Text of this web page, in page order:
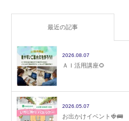
最近の記事
2026.08.07
ＡＩ活用講座🌻
2026.05.07
お出かけイベント🍓🚌